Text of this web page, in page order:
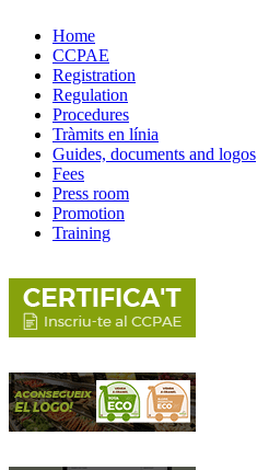
Home
CCPAE
Registration
Regulation
Procedures
Tràmits en línia
Guides, documents and logos
Fees
Press room
Promotion
Training